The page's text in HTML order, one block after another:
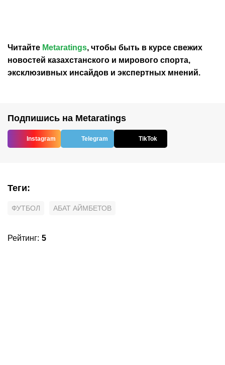
Читайте Metaratings, чтобы быть в курсе свежих
новостей казахстанского и мирового спорта,
эксклюзивных инсайдов и экспертных мнений.
Подпишись на Metaratings
Instagram Telegram TikTok
Теги:
ФУТБОЛ АБАТ АЙМБЕТОВ
Рейтинг: 5